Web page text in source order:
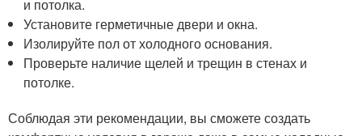
и потолка.
Установите герметичные двери и окна.
Изолируйте пол от холодного основания.
Проверьте наличие щелей и трещин в стенах и
потолке.
Соблюдая эти рекомендации, вы сможете создать